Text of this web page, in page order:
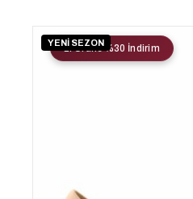
YENİ SEZON
2. Ürüne %30 İndirim